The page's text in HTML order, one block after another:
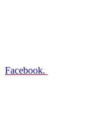
Facebook.